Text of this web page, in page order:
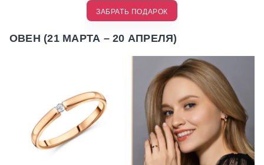
ЗАБРАТЬ ПОДАРОК
ОВЕН (21 МАРТА – 20 АПРЕЛЯ)